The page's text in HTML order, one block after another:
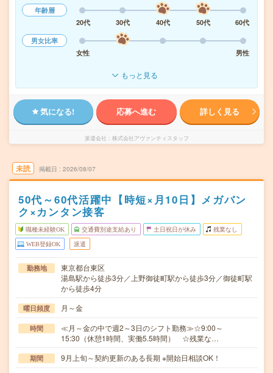
年齢層
20代
30代 40代 50代
60代
男女比率
女性
男性
もっと見る
気になる! 応募へ進む 詳しく見る
派遣会社 株式会社アヴァンティスタッフ
未読 掲載日 2026/08/07
50代～60代活躍中【時短×月10日】メガバン
ク×カンタン接客
職種未経験OK 交通費別途支給あり 土日祝日が休み 残業なし
WEB登録OK 派遣
勤務地
東京都台東区
湯島駅から徒歩3分／上野御徒町駅から徒歩3分／御徒町駅
から徒歩4分
曜日頻度 月～金
時間
≪月～金の中で週2～3日のシフト勤務≫☆9:00～
15:30（休憩1時間、実働5.5時間） ☆残業な…
期間 9月上旬～契約更新のある長期 ※開始日相談OK！